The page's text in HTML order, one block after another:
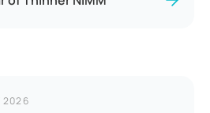
2026